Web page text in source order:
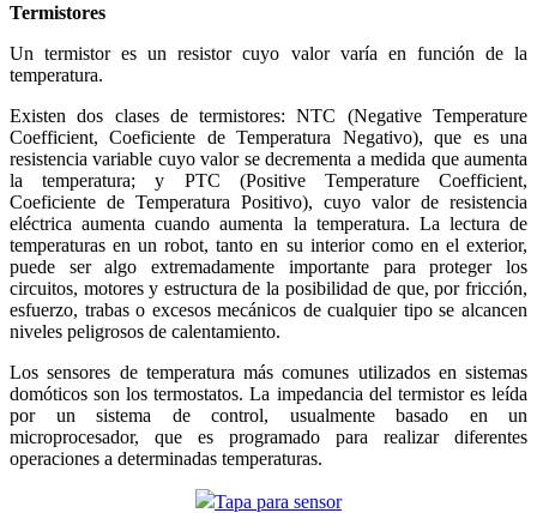
Termistores
Un termistor es un resistor cuyo valor varía en función de la
temperatura.
Existen dos clases de termistores: NTC (Negative Temperature
Coefficient, Coeficiente de Temperatura Negativo), que es una
resistencia variable cuyo valor se decrementa a medida que aumenta
la temperatura; y PTC (Positive Temperature Coefficient,
Coeficiente de Temperatura Positivo), cuyo valor de resistencia
eléctrica aumenta cuando aumenta la temperatura. La lectura de
temperaturas en un robot, tanto en su interior como en el exterior,
puede ser algo extremadamente importante para proteger los
circuitos, motores y estructura de la posibilidad de que, por fricción,
esfuerzo, trabas o excesos mecánicos de cualquier tipo se alcancen
niveles peligrosos de calentamiento.
Los sensores de temperatura más comunes utilizados en sistemas
domóticos son los termostatos. La impedancia del termistor es leída
por un sistema de control, usualmente basado en un
microprocesador, que es programado para realizar diferentes
operaciones a determinadas temperaturas.
Tapa para sensor